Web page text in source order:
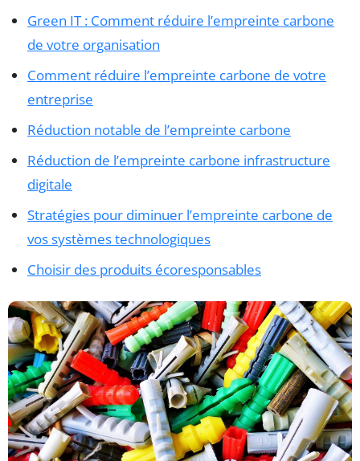
Green IT : Comment réduire l’empreinte carbone
de votre organisation
Comment réduire l’empreinte carbone de votre
entreprise
Réduction notable de l’empreinte carbone
Réduction de l’empreinte carbone infrastructure
digitale
Stratégies pour diminuer l’empreinte carbone de
vos systèmes technologiques
Choisir des produits écoresponsables